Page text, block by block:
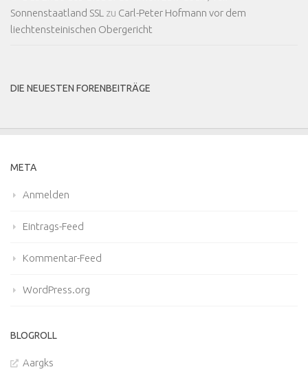
Sonnenstaatland SSL zu Carl-Peter Hofmann vor dem
liechtensteinischen Obergericht
DIE NEUESTEN FORENBEITRÄGE
META
Anmelden
Eintrags-Feed
Kommentar-Feed
WordPress.org
BLOGROLL
Aargks